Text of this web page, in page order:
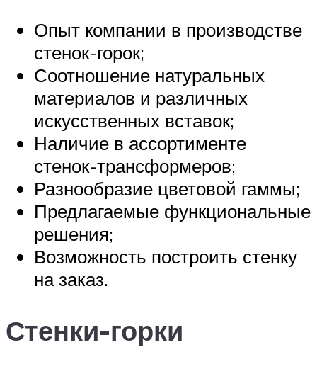
Опыт компании в производстве
стенок-горок;
Соотношение натуральных
материалов и различных
искусственных вставок;
Наличие в ассортименте
стенок-трансформеров;
Разнообразие цветовой гаммы;
Предлагаемые функциональные
решения;
Возможность построить стенку
на заказ.
Стенки-горки